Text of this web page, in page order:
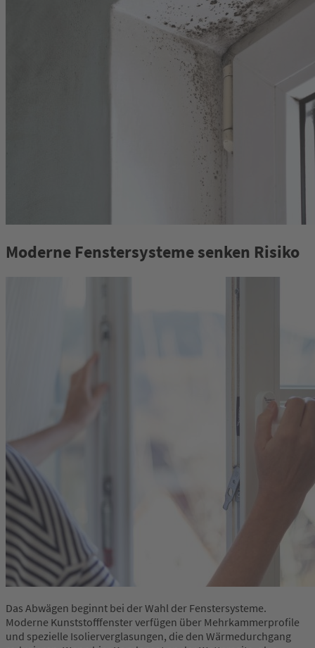
Moderne Fenstersysteme senken Risiko
Das Abwägen beginnt bei der Wahl der Fenstersysteme.
Moderne Kunststofffenster verfügen über Mehrkammerprofile
und spezielle Isolierverglasungen, die den Wärmedurchgang